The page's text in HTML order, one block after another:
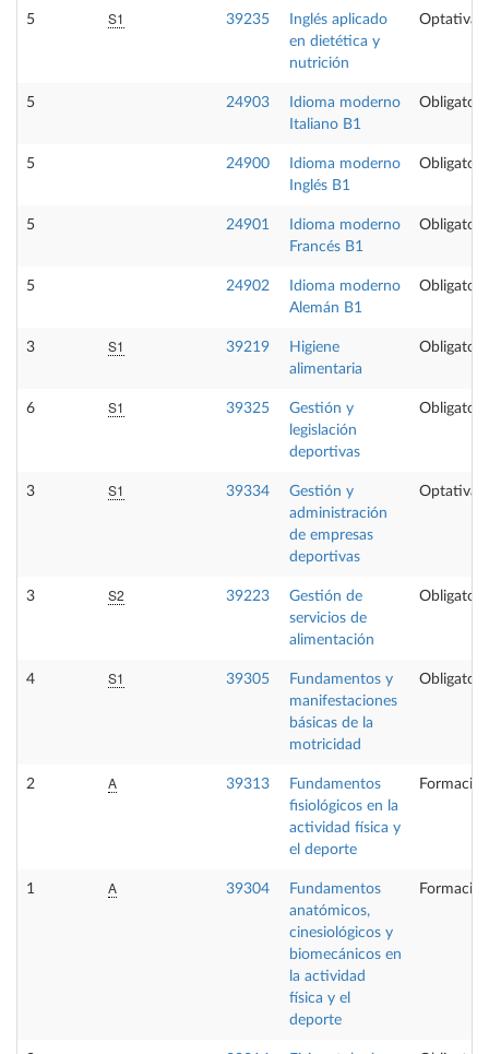
5 S1 39235
Inglés aplicado
en dietética y
nutrición
Optativa
5 24903
Idioma moderno
Italiano B1
5 24900
Idioma moderno
Inglés B1
5 24901
Idioma moderno
Francés B1
5 24902
Idioma moderno
Alemán B1
3 S1 39219
Higiene
alimentaria
6 S1 39325
Gestión y
legislación
deportivas
3 S1 39334
Gestión y
administración
de empresas
deportivas
Optativa
3 S2 39223
Gestión de
servicios de
alimentación
4 S1 39305
Fundamentos y
manifestaciones
básicas de la
motricidad
2 A 39313
Fundamentos
fisiológicos en la
actividad física y
el deporte
1 A 39304
Fundamentos
anatómicos,
cinesiológicos y
biomecánicos en
la actividad
física y el
deporte